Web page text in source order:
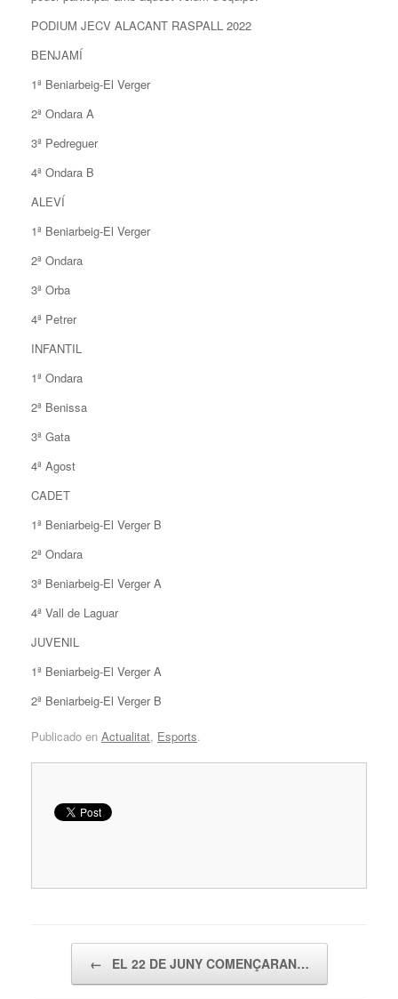
PODIUM JECV ALACANT RASPALL 2022
BENJAMÍ
1ª Beniarbeig-El Verger
2ª Ondara A
3ª Pedreguer
4ª Ondara B
ALEVÍ
1ª Beniarbeig-El Verger
2ª Ondara
3ª Orba
4ª Petrer
INFANTIL
1ª Ondara
2ª Benissa
3ª Gata
4ª Agost
CADET
1ª Beniarbeig-El Verger B
2ª Ondara
3ª Beniarbeig-El Verger A
4ª Vall de Laguar
JUVENIL
1ª Beniarbeig-El Verger A
2ª Beniarbeig-El Verger B
Publicado en Actualitat, Esports.
← EL 22 DE JUNY COMENÇARAN…